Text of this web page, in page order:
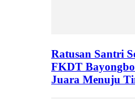
Ratusan Santri
FKDT
Juara Menuju